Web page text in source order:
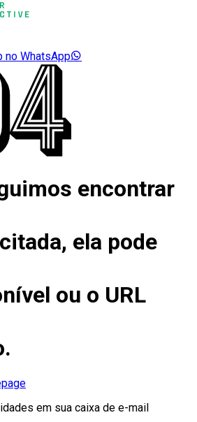
no WhatsApp
encontrar
ela pode
ou o URL
em sua caixa de e-mail